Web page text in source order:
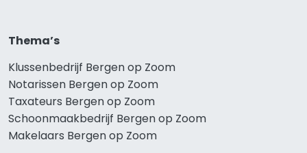
Thema’s
Klussenbedrijf Bergen op Zoom
Notarissen Bergen op Zoom
Taxateurs Bergen op Zoom
Schoonmaakbedrijf Bergen op Zoom
Makelaars Bergen op Zoom